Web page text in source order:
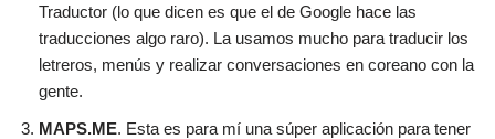
Traductor (lo que dicen es que el de Google hace las
traducciones algo raro). La usamos mucho para traducir los
letreros, menús y realizar conversaciones en coreano con la
gente.
MAPS.ME. Esta es para mí una súper aplicación para tener